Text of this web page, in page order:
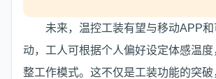
未来，温控工装有望与移动APP
动，工人可根据个人偏好设定体感温度
整工作模式。这不仅是工装功能的突